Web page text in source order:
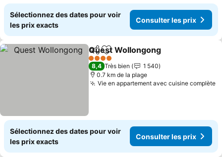
Sélectionnez des dates pour voir
les prix exacts
Consulter les prix
PartagerAjouter à mes favoris
Quest Wollongong
4 Étoiles
8,4 Très bien
1 540
0.7 km de la plage
Vie en appartement avec cuisine complète
Sélectionnez des dates pour voir
les prix exacts
Consulter les prix